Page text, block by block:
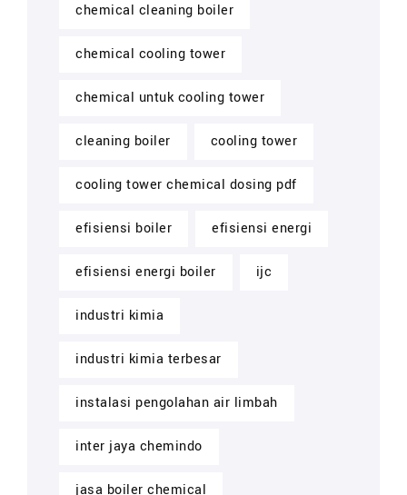
chemical cleaning boiler
chemical cooling tower
chemical untuk cooling tower
cleaning boiler cooling tower
cooling tower chemical dosing pdf
efisiensi boiler efisiensi energi
efisiensi energi boiler ijc
industri kimia
industri kimia terbesar
instalasi pengolahan air limbah
inter jaya chemindo
jasa boiler chemical